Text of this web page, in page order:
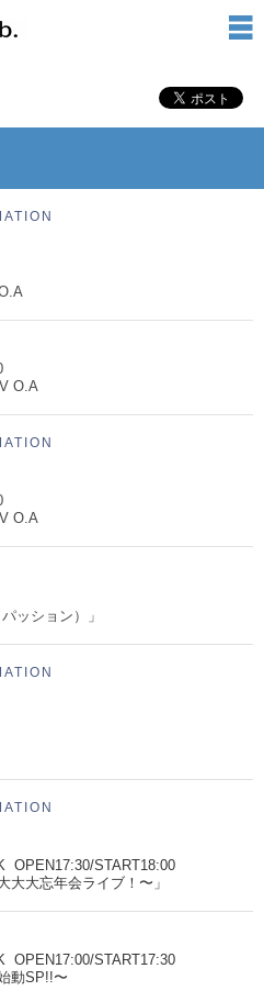
O.A
O.A
ッション）」
OPEN17:30/START18:00
大大忘年会ライブ！〜」
OPEN17:00/START17:30
動SP!!〜